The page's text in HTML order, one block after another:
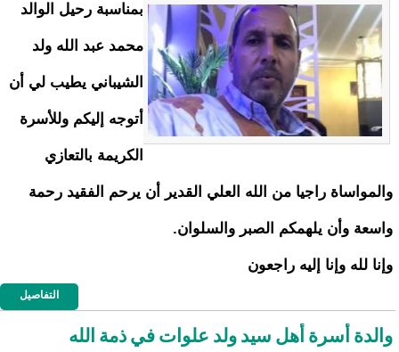
بمناسبة رحيل الوالد
محمد عبد الله ولد
الشيباني يطيب لي أن
أتوجه إليكم وللأسرة
الكريمة بالتعازي
والمواساة راجيا من الله العلي القدير أن يرحم الفقيد رحمة
واسعة وأن يلهمكم الصبر والسلوان.
وإنا لله وإنا إليه راجعون
التفاصيل
والدة أسرة أهل سيد ولد علوات في ذمة الله